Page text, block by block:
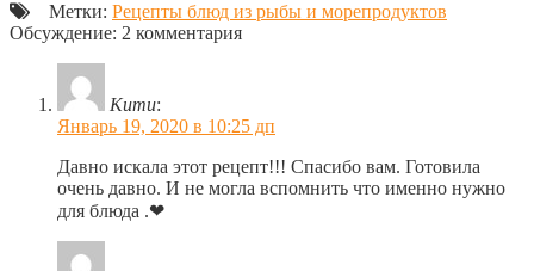
Метки: Рецепты блюд из рыбы и морепродуктов
Обсуждение: 2 комментария
Кити:
Январь 19, 2020 в 10:25 дп
Давно искала этот рецепт!!! Спасибо вам. Готовила
очень давно. И не могла вспомнить что именно нужно
для блюда .❤